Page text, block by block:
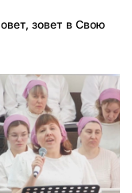
зовет в Свою